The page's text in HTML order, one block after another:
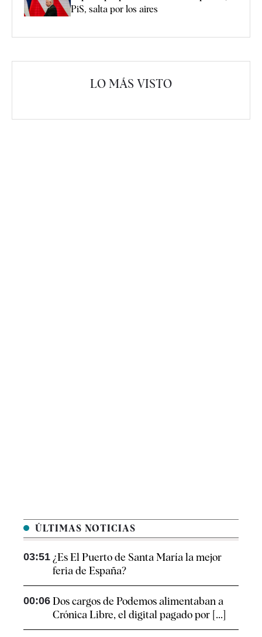
PiS, salta por los aires
LO MÁS VISTO
ÚLTIMAS NOTICIAS
03:51 ¿Es El Puerto de Santa María la mejor
feria de España?
00:06 Dos cargos de Podemos alimentaban a
Crónica Libre, el digital pagado por [...]